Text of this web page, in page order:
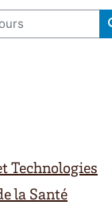
Technologies
la Santé